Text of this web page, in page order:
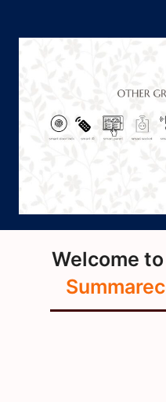
Welcome to